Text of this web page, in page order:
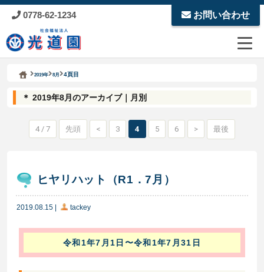
0778-62-1234 お問い合わせ
社会福祉法人 光道園
2019年 8月 4頁目
＊ 2019年8月のアーカイブ｜月別
4 / 7 先頭 < 3 4 5 6 > 最後
ヒヤリハット（R1．7月）
2019.08.15 tackey
令和1年7月1日〜令和1年7月31日